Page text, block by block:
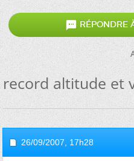
 RÉPONDRE
record altitude et
26/09/2007, 17h28